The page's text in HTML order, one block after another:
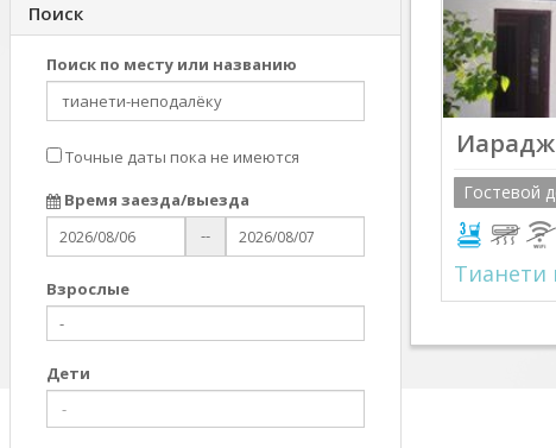
Поиск
Поиск по месту или названию
Точные даты пока не имеются
Время заезда/выезда
--
Взрослыe
Дети
Гостевой
Тианети